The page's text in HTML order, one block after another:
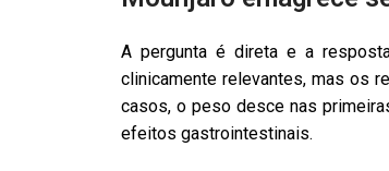
A pergunta é direta e a
clinicamente relevantes, mas os
casos, o peso desce nas
efeitos gastrointestinais.